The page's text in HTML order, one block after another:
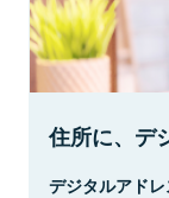
住所に、デ
デジタルアドレ